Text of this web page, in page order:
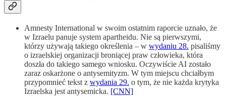
Amnesty International w swoim ostatnim raporcie uznało, że
w Izraelu panuje system apartheidu. Nie są pierwszymi,
którzy używają takiego określenia – w wydaniu 28. pisaliśmy
o izraelskiej organizacji broniącej praw człowieka, która
doszła do takiego samego wniosku. Oczywiście AI zostało
zaraz oskarżone o antysemityzm. W tym miejscu chciałbym
przypomnieć tekst z wydania 29. o tym, że nie każda krytyka
Izraelska jest antysemicka. [CNN]